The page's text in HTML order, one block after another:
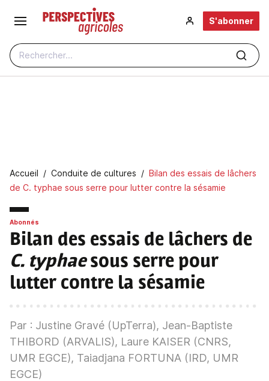
Aller au contenu principal
Rechercher...
S'abonner
Fil d'Ariane
Accueil Conduite de cultures
Bilan des essais de lâchers
de C. typhae sous serre pour lutter contre la sésamie
Abonnés
Bilan des essais de lâchers de
C. typhaesous serre pour
lutter contre la sésamie
Par : Justine Gravé (UpTerra), Jean-Baptiste
THIBORD (ARVALIS), Laure KAISER (CNRS,
UMR EGCE), Taiadjana FORTUNA (IRD, UMR
EGCE)